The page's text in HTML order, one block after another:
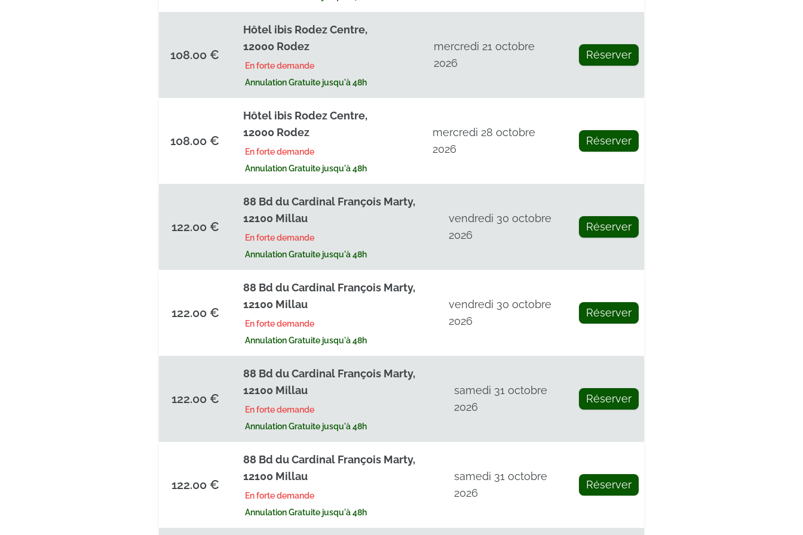
108.00 €
Hôtel ibis Rodez Centre,
12000 Rodez
En forte demande
Annulation Gratuite jusqu'à 48h
mercredi 21 octobre
2026
Réserver
108.00 €
Hôtel ibis Rodez Centre,
12000 Rodez
En forte demande
Annulation Gratuite jusqu'à 48h
mercredi 28 octobre
2026
Réserver
122.00 €
88 Bd du Cardinal François Marty,
12100 Millau
En forte demande
Annulation Gratuite jusqu'à 48h
vendredi 30 octobre
2026
Réserver
122.00 €
88 Bd du Cardinal François Marty,
12100 Millau
En forte demande
Annulation Gratuite jusqu'à 48h
vendredi 30 octobre
2026
Réserver
122.00 €
88 Bd du Cardinal François Marty,
12100 Millau
En forte demande
Annulation Gratuite jusqu'à 48h
samedi 31 octobre
2026
Réserver
122.00 €
88 Bd du Cardinal François Marty,
12100 Millau
En forte demande
Annulation Gratuite jusqu'à 48h
samedi 31 octobre
2026
Réserver